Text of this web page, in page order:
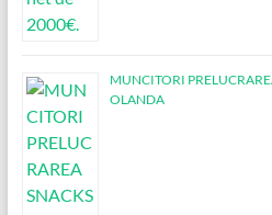
MUNCITORI
OLANDA